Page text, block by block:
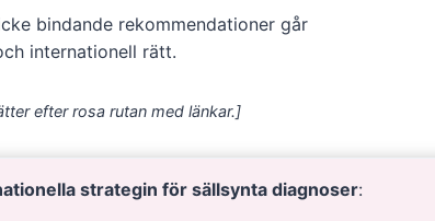
bindande rekommendationer går
internationell rätt.
efter rosa rutan med länkar.]
strategin för sällsynta diagnoser: